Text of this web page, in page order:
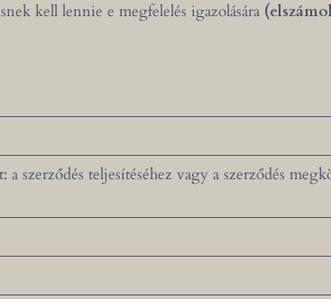
kell lennie e megfelelés igazolására
szerződés teljesítéséhez vagy a szerződés